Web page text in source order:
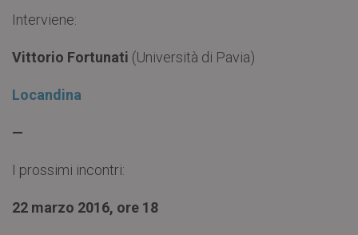
Interviene:
Vittorio Fortunati (Università di Pavia)
Locandina
—
I prossimi incontri:
22 marzo 2016, ore 18